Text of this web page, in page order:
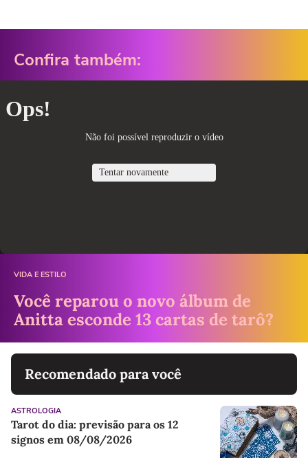
Confira também:
VIDA E ESTILO
Você reparou o novo álbum de
Anitta esconde 13 cartas de tarô?
Recomendado para você
ASTROLOGIA
Tarot do dia: previsão para os 12
signos em 08/08/2026